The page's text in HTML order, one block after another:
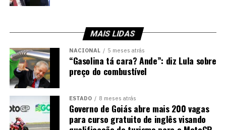
MAIS LIDAS
NACIONAL 5 meses atrás
“Gasolina tá cara? Ande”: diz Lula sobre
preço do combustível
ESTADO 8 meses atrás
Governo de Goiás abre mais 200 vagas
para curso gratuito de inglês visando